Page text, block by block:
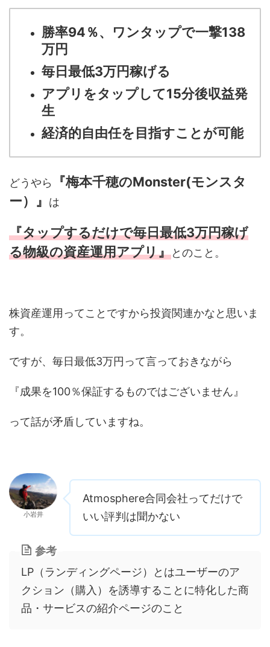
勝率94％、ワンタップで一撃138
万円
毎日最低3万円稼げる
アプリをタップして15分後収益発
生
経済的自由任を目指すことが可能
どうやら
『梅本千穂のMonster(モンスタ
ー）』
は
『タップするだけで毎日最低3万円稼げ
る物級の資産運用アプリ』とのこと。
株資産運用ってことですから投資関連かなと思いま
す。
ですが、毎日最低3万円って言っておきながら
『成果を100％保証するものではございません』
って話が矛盾していますね。
小岩井
Atmosphere合同会社ってだけで
いい評判は聞かない
参考
LP（ランディングページ）とはユーザーのア
クション（購入）を誘導することに特化した商
品・サービスの紹介ページのこと